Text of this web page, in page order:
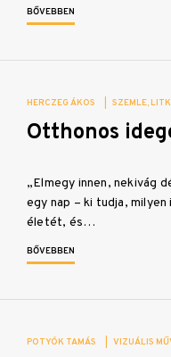
BŐVEBBEN
HERCZEG ÁKOS SZEMLE
Otthonos
„Elmegy innen, nekivág
egy nap – ki tudja,
életét, és…
BŐVEBBEN
POTYÓK TAMÁS VIZUÁLIS